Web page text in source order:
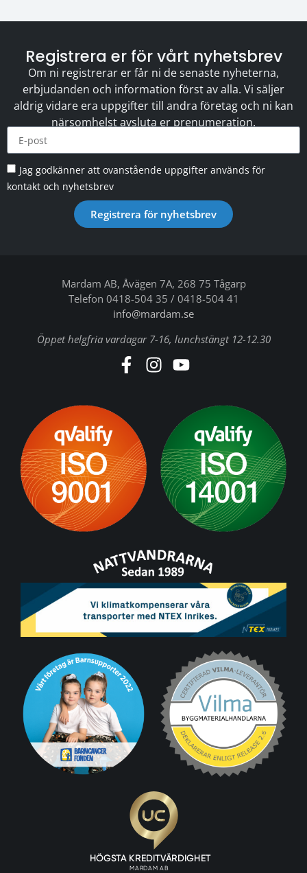
Registrera er för vårt nyhetsbrev
Om ni registrerar er får ni de senaste nyheterna,
erbjudanden och information först av alla. Vi säljer
aldrig vidare era uppgifter till andra företag och ni kan
närsomhelst avsluta er prenumeration.
Jag godkänner att ovanstående uppgifter används för
kontakt och nyhetsbrev
Registrera för nyhetsbrev
Mardam AB, Åvägen 7A, 268 75 Tågarp
Telefon 0418-504 35 / 0418-504 41
info@mardam.se
Öppet helgfria vardagar 7-16, lunchstängt 12-12.30